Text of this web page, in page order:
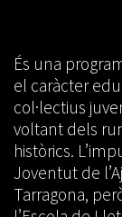
És una
el caràcter
col·lectius
voltant dels
històrics.
Joventut de
Tarragona,